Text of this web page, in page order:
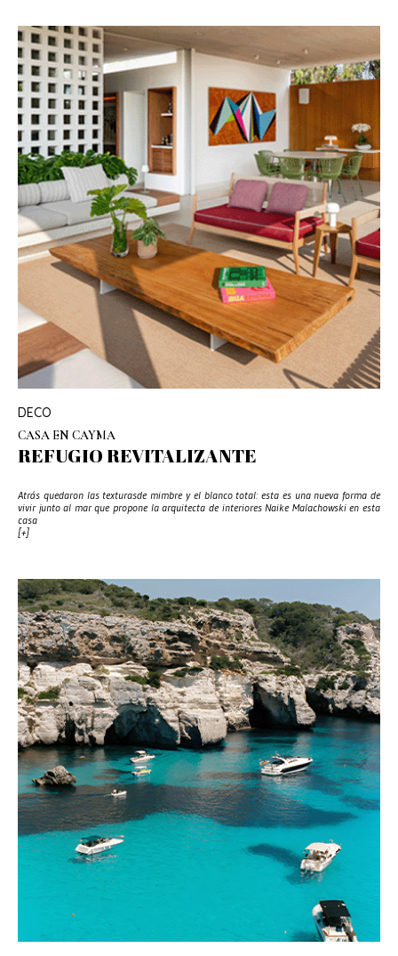
DECO
CASA EN CAYMA
REFUGIO REVITALIZANTE
Atrás quedaron las texturasde mimbre y el blanco total: esta es una nueva forma de
vivir junto al mar que propone la arquitecta de interiores Naike Malachowski en esta
casa
[+]